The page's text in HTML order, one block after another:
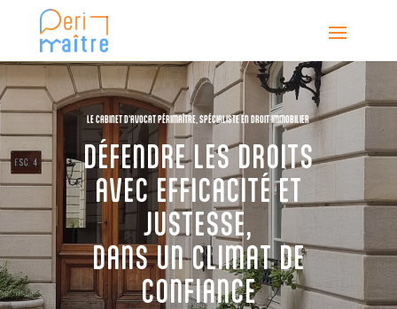
LE CABINET D’AVOCAT PÉRIMAÎTRE, SPÉCIALISTE EN DROIT IMMOBILIER
DÉFENDRE LES DROITS
AVEC EFFICACITÉ ET
JUSTESSE,
DANS UN CLIMAT DE
CONFIANCE